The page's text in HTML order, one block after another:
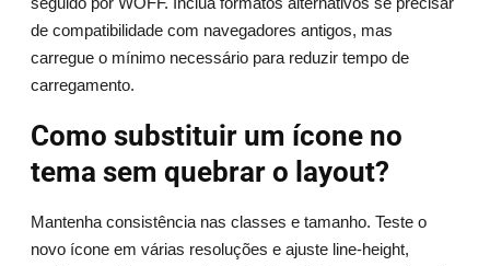
de compatibilidade com navegadores antigos, mas
carregue o mínimo necessário para reduzir tempo de
carregamento.
Como substituir um ícone no
tema sem quebrar o layout?
Mantenha consistência nas classes e tamanho. Teste o
novo ícone em várias resoluções e ajuste line-height,